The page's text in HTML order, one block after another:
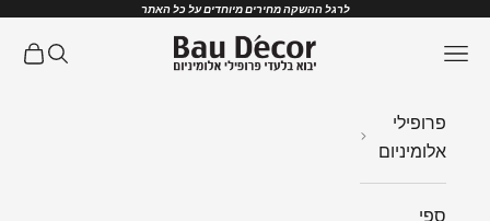
לרגל ההשקה מחירים מיוחדים על כל האתר
Bau Decor תפריט חיפושעגלת
פרופילי
אלומיניום
ספי